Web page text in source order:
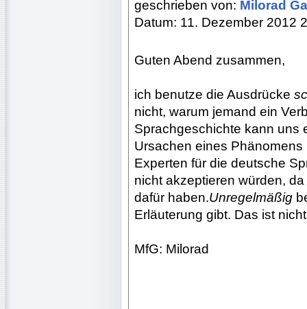
geschrieben von: Milorad
Datum: 11. Dezember 2012
Guten Abend zusammen,
ich benutze die Ausdrücke
nicht, warum jemand ein
Sprachgeschichte kann uns
Ursachen eines
Experten für die deutsche
nicht akzeptieren würden,
dafür haben.Unregelmäßig
Erläuterung gibt. Das ist
MfG: Milorad